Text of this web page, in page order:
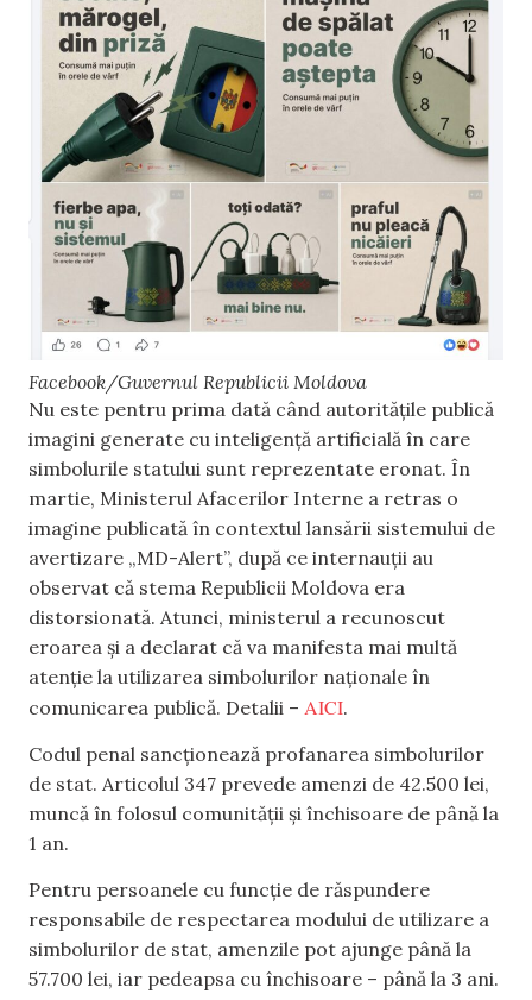
Facebook/Guvernul Republicii Moldova
Nu este pentru prima dată când autoritățile publică
imagini generate cu inteligență artificială în care
simbolurile statului sunt reprezentate eronat. În
martie, Ministerul Afacerilor Interne a retras o
imagine publicată în contextul lansării sistemului de
avertizare „MD-Alert”, după ce internauții au
observat că stema Republicii Moldova era
distorsionată. Atunci, ministerul a recunoscut
eroarea și a declarat că va manifesta mai multă
atenție la utilizarea simbolurilor naționale în
comunicarea publică. Detalii – AICI.
Codul penal sancționează profanarea simbolurilor
de stat. Articolul 347 prevede amenzi de 42.500 lei,
muncă în folosul comunității și închisoare de până la
1 an.
Pentru persoanele cu funcție de răspundere
responsabile de respectarea modului de utilizare a
simbolurilor de stat, amenzile pot ajunge până la
57.700 lei, iar pedeapsa cu închisoare – până la 3 ani.